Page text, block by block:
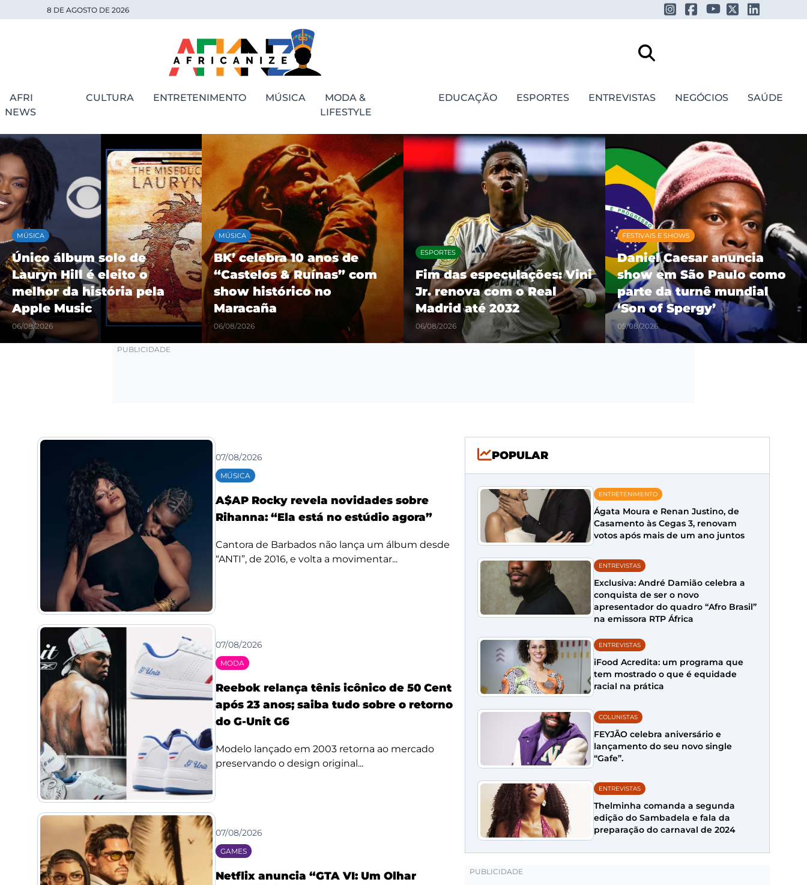
8 DE AGOSTO DE 2026
AFRI
NEWS
CULTURA ENTRETENIMENTO MÚSICA
MODA &
LIFESTYLE
EDUCAÇÃO ESPORTES ENTREVISTAS NEGÓCIOS SAÚDE
MÚSICA
Único álbum solo de
Lauryn Hill é eleito o
melhor da história pela
Apple Music
06/08/2026
MÚSICA
BK’ celebra 10 anos de
“Castelos & Ruínas” com
show histórico no
Maracaña
06/08/2026
ESPORTES
Fim das especulações: Vini
Jr. renova com o Real
Madrid até 2032
06/08/2026
FESTIVAIS E SHOWS
Daniel Caesar anuncia
show em São Paulo como
parte da turnê mundial
‘Son of Spergy’
05/08/2026
07/08/2026
MÚSICA
A$AP Rocky revela novidades sobre
Rihanna: “Ela está no estúdio agora”
Cantora de Barbados não lança um álbum desde
“ANTI”, de 2016, e volta a movimentar...
07/08/2026
MODA
Reebok relança tênis icônico de 50 Cent
após 23 anos; saiba tudo sobre o retorno
do G-Unit G6
Modelo lançado em 2003 retorna ao mercado
preservando o design original...
07/08/2026
GAMES
Netflix anuncia “GTA VI: Um Olhar
POPULAR
ENTRETENIMENTO
Ágata Moura e Renan Justino, de
Casamento às Cegas 3, renovam
votos após mais de um ano juntos
ENTREVISTAS
Exclusiva: André Damião celebra a
conquista de ser o novo
apresentador do quadro “Afro Brasil”
na emissora RTP África
ENTREVISTAS
iFood Acredita: um programa que
tem mostrado o que é equidade
racial na prática
COLUNISTAS
FEYJÃO celebra aniversário e
lançamento do seu novo single
“Gafe”.
ENTREVISTAS
Thelminha comanda a segunda
edição do Sambadela e fala da
preparação do carnaval de 2024